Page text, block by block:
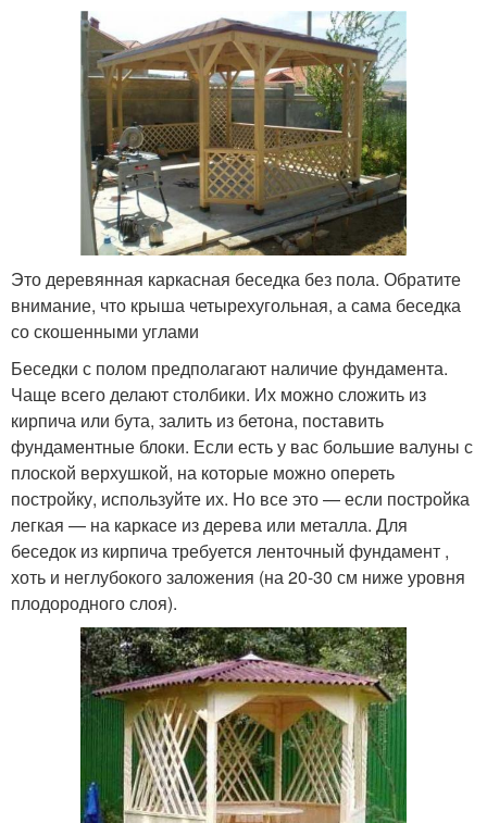
Это деревянная каркасная беседка без пола. Обратите
внимание, что крыша четырехугольная, а сама беседка
со скошенными углами
Беседки с полом предполагают наличие фундамента.
Чаще всего делают столбики. Их можно сложить из
кирпича или бута, залить из бетона, поставить
фундаментные блоки. Если есть у вас большие валуны с
плоской верхушкой, на которые можно опереть
постройку, используйте их. Но все это — если постройка
легкая — на каркасе из дерева или металла. Для
беседок из кирпича требуется ленточный фундамент ,
хоть и неглубокого заложения (на 20-30 см ниже уровня
плодородного слоя).